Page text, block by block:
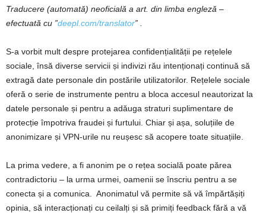
Traducere (automată) neoficială a art. din limba engleză –
efectuată cu ”deepl.com/translator” .
S-a vorbit mult despre protejarea confidențialității pe rețelele
sociale, însă diverse servicii și indivizi rău intenționați continuă să
extragă date personale din postările utilizatorilor. Rețelele sociale
oferă o serie de instrumente pentru a bloca accesul neautorizat la
datele personale și pentru a adăuga straturi suplimentare de
protecție împotriva fraudei și furtului. Chiar și așa, soluțiile de
anonimizare și VPN-urile nu reușesc să acopere toate situațiile.
La prima vedere, a fi anonim pe o rețea socială poate părea
contradictoriu – la urma urmei, oamenii se înscriu pentru a se
conecta și a comunica. Anonimatul vă permite să vă împărtășiți
opinia, să interacționați cu ceilalți și să primiți feedback fără a vă